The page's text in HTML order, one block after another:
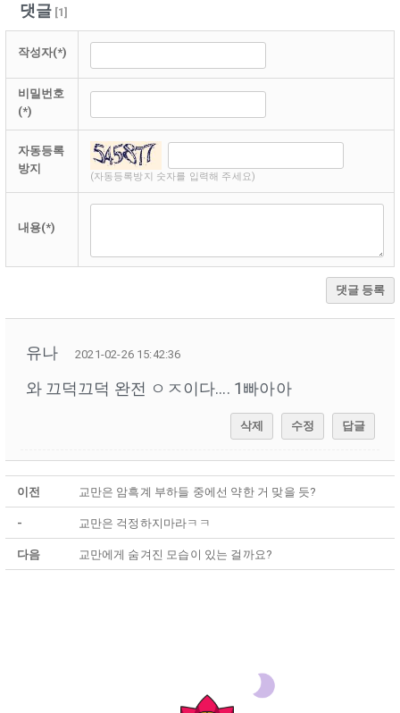
댓글[1]
작성자(*)
비밀번호
(*)
자동등록
방지
(자동등록방지 숫자를 입력해 주세요)
내용(*)
댓글 등록
유나 2021-02-26 15:42:36
와 끄덕끄덕 완전 ㅇㅈ이다.... 1빠아아
삭제 수정 답글
이전 교만은 암흑계 부하들 중에선 약한 거 맞을 듯?
- 교만은 걱정하지마라ㅋㅋ
다음 교만에게 숨겨진 모습이 있는 걸까요?